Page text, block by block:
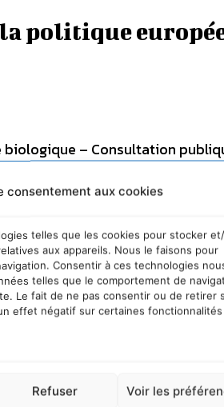
consentement aux cookies
telles que les cookies pour stocker
aux appareils. Nous le faisons pour
Consentir à ces technologies
telles que le comportement de
Le fait de ne pas consentir ou de retirer
effet négatif sur certaines
Refuser Voir les
politique
biologique – Consultation
par un réexamen de la